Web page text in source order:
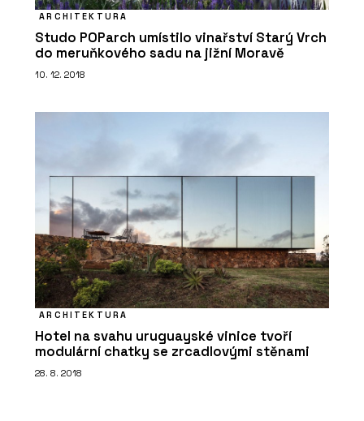
ARCHITEKTURA
Studo POParch umístilo vinařství Starý Vrch
do meruňkového sadu na jižní Moravě
10. 12. 2018
ARCHITEKTURA
Hotel na svahu uruguayské vinice tvoří
modulární chatky se zrcadlovými stěnami
28. 8. 2018